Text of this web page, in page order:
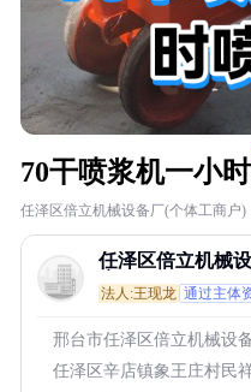
70干喷浆机一小
任泽区倍立机械设备厂(个体工商户)
任泽区倍立机械
户)
法人:王现龙 通过主体
邢台市任泽区倍立机械设
任泽区辛店镇象王庄村民